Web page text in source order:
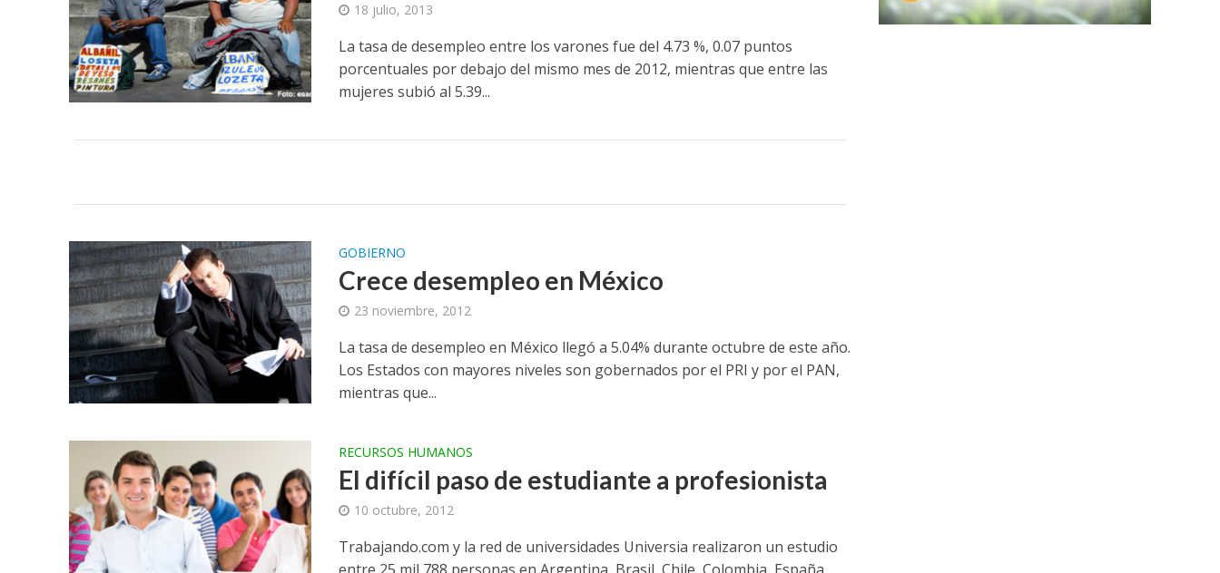
18 julio, 2013
La tasa de desempleo entre los varones fue del 4.73 %, 0.07 puntos
porcentuales por debajo del mismo mes de 2012, mientras que entre las
mujeres subió al 5.39...
GOBIERNO
Crece desempleo en México
23 noviembre, 2012
La tasa de desempleo en México llegó a 5.04% durante octubre de este año.
Los Estados con mayores niveles son gobernados por el PRI y por el PAN,
mientras que...
RECURSOS HUMANOS
El difícil paso de estudiante a profesionista
10 octubre, 2012
Trabajando.com y la red de universidades Universia realizaron un estudio